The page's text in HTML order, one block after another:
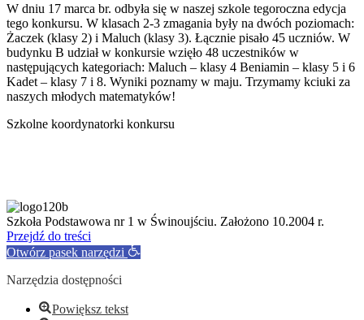
W dniu 17 marca br. odbyła się w naszej szkole tegoroczna edycja
tego konkursu. W klasach 2-3 zmagania były na dwóch poziomach:
Żaczek (klasy 2) i Maluch (klasy 3). Łącznie pisało 45 uczniów. W
budynku B udział w konkursie wzięło 48 uczestników w
następujących kategoriach: Maluch – klasy 4 Beniamin – klasy 5 i 6
Kadet – klasy 7 i 8. Wyniki poznamy w maju. Trzymamy kciuki za
naszych młodych matematyków!
Szkolne koordynatorki konkursu
Szkoła Podstawowa nr 1 w Świnoujściu. Założono 10.2004 r.
Przejdź do treści
Otwórz pasek narzędzi
Narzędzia dostępności
Powiększ tekst